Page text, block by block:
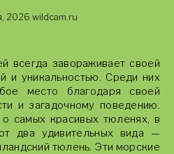
2026 wildcam.ru
всегда завораживает своей
и уникальностью. Среди них
место благодаря своей
и загадочному поведению.
самых красивых тюленях, в
два удивительных вида —
тюлень. Эти морские